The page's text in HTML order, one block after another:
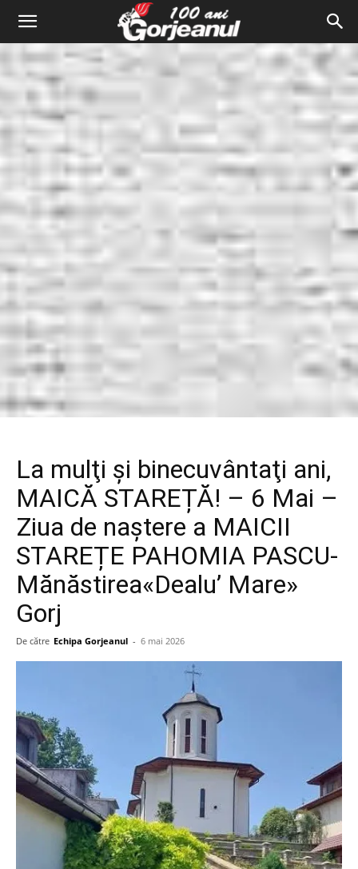
La mulţi şi binecuvântaţi ani,
MAICĂ STAREȚĂ! – 6 Mai –
Ziua de naştere a MAICII
STAREȚE PAHOMIA PASCU-
Mănăstirea«Dealu’ Mare»
Gorj
De către Echipa Gorjeanul - 6 mai 2026